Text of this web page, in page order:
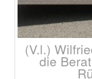
(V.l.)
die